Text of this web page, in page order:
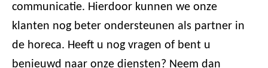
communicatie. Hierdoor kunnen we onze
klanten nog beter ondersteunen als partner in
de horeca. Heeft u nog vragen of bent u
benieuwd naar onze diensten? Neem dan